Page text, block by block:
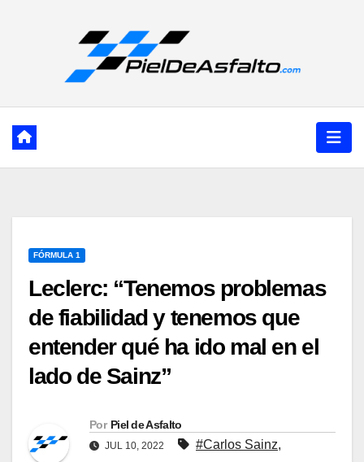
FÓRMULA 1
Leclerc: “Tenemos problemas
de fiabilidad y tenemos que
entender qué ha ido mal en el
lado de Sainz”
Por Piel de Asfalto
JUL 10, 2022 #Carlos Sainz,